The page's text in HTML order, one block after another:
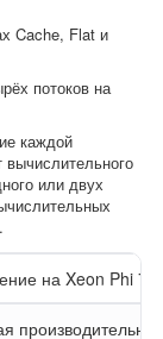
Cache, Flat и
потоков на
каждой
вычислительного
или двух
на Xeon Phi